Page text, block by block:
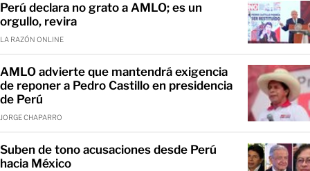
Perú declara no grato a AMLO; es un
orgullo, revira
LA RAZÓN ONLINE
AMLO advierte que mantendrá exigencia
de reponer a Pedro Castillo en presidencia
de Perú
JORGE CHAPARRO
Suben de tono acusaciones desde Perú
hacia México